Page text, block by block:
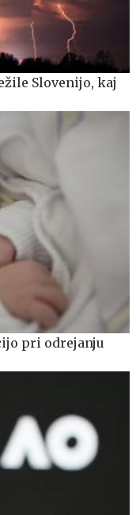
Slovenijo, kaj
pri odrejanju